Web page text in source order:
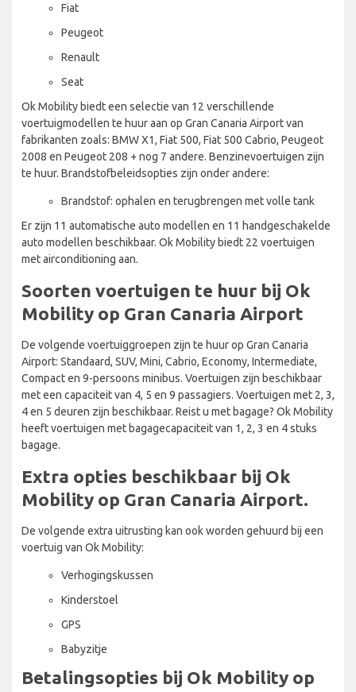
Fiat
Peugeot
Renault
Seat
Ok Mobility biedt een selectie van 12 verschillende
voertuigmodellen te huur aan op Gran Canaria Airport van
fabrikanten zoals: BMW X1, Fiat 500, Fiat 500 Cabrio, Peugeot
2008 en Peugeot 208 + nog 7 andere. Benzinevoertuigen zijn
te huur. Brandstofbeleidsopties zijn onder andere:
Brandstof: ophalen en terugbrengen met volle tank
Er zijn 11 automatische auto modellen en 11 handgeschakelde
auto modellen beschikbaar. Ok Mobility biedt 22 voertuigen
met airconditioning aan.
Soorten voertuigen te huur bij Ok
Mobility op Gran Canaria Airport
De volgende voertuiggroepen zijn te huur op Gran Canaria
Airport: Standaard, SUV, Mini, Cabrio, Economy, Intermediate,
Compact en 9-persoons minibus. Voertuigen zijn beschikbaar
met een capaciteit van 4, 5 en 9 passagiers. Voertuigen met 2, 3,
4 en 5 deuren zijn beschikbaar. Reist u met bagage? Ok Mobility
heeft voertuigen met bagagecapaciteit van 1, 2, 3 en 4 stuks
bagage.
Extra opties beschikbaar bij Ok
Mobility op Gran Canaria Airport.
De volgende extra uitrusting kan ook worden gehuurd bij een
voertuig van Ok Mobility:
Verhogingskussen
Kinderstoel
GPS
Babyzitje
Betalingsopties bij Ok Mobility op